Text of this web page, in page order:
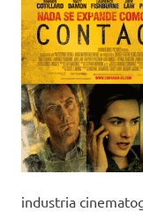
industria